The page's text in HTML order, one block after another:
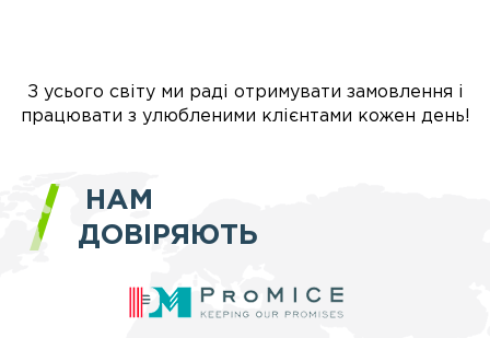
З усього світу ми раді отримувати замовлення і
працювати з улюбленими клієнтами кожен день!
НАМ
ДОВІРЯЮТЬ